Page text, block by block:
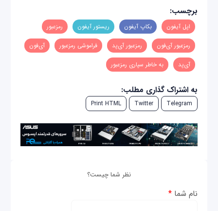
برچسب:
اپل آیفون بکاپ آیفون ریستور آیفون رمزعبور
رمزعبور آی‌فون رمزعبور آی‌پد فراموشی رمزعبور آی‌فون
آی‌پد به خاطر سپاری رمزعبور
به اشتراک گذاری مطلب:
Telegram
Twitter
Print HTML
نظر شما چیست؟
نام شما*